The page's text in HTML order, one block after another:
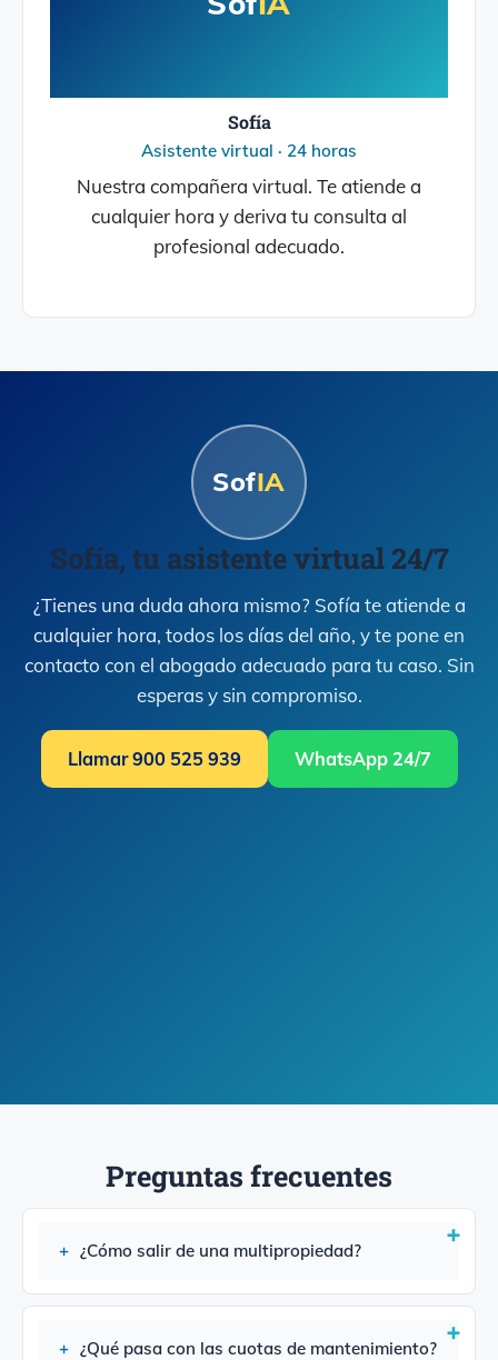
Sofía
Asistente virtual · 24 horas
Nuestra compañera virtual. Te atiende a
cualquier hora y deriva tu consulta al
profesional adecuado.
SofIA
Sofía, tu asistente virtual 24/7
¿Tienes una duda ahora mismo? Sofía te atiende a
cualquier hora, todos los días del año, y te pone en
contacto con el abogado adecuado para tu caso. Sin
esperas y sin compromiso.
Llamar 900 525 939 WhatsApp 24/7
Preguntas frecuentes
¿Cómo salir de una multipropiedad?
¿Qué pasa con las cuotas de mantenimiento?